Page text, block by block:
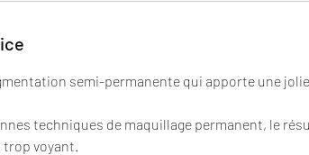
semi-permanente qui apporte une
techniques de maquillage permanent, le
voyant.